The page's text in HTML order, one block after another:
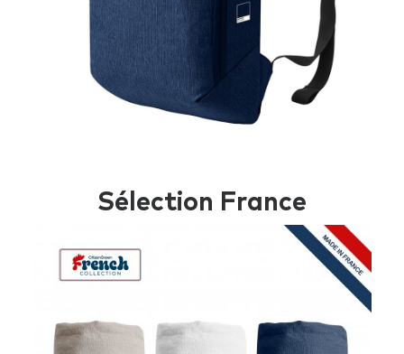
Sélection France